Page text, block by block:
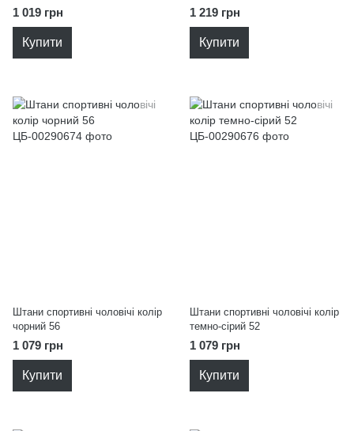
1 019 грн
Купити
1 219 грн
Купити
Штани спортивні чоловічі колір
чорний 56
1 079 грн
Купити
Штани спортивні чоловічі колір
темно-сірий 52
1 079 грн
Купити